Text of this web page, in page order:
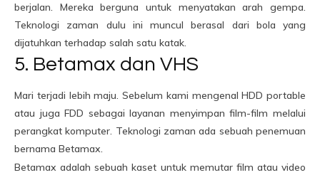
berjalan. Mereka berguna untuk menyatakan arah gempa.
Teknologi zaman dulu ini muncul berasal dari bola yang
dijatuhkan terhadap salah satu katak.
5. Betamax dan VHS
Mari terjadi lebih maju. Sebelum kami mengenal HDD portable
atau juga FDD sebagai layanan menyimpan film-film melalui
perangkat komputer. Teknologi zaman ada sebuah penemuan
bernama Betamax.
Betamax adalah sebuah kaset untuk memutar film atau video